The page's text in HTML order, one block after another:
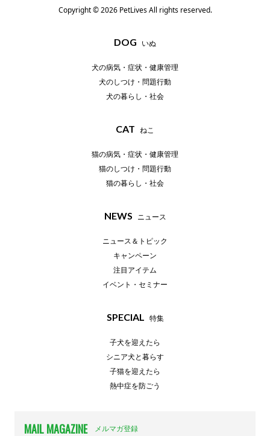
Copyright © 2026 PetLives All rights reserved.
DOG いぬ
犬の病気・症状・健康管理
犬のしつけ・問題行動
犬の暮らし・社会
CAT ねこ
猫の病気・症状・健康管理
猫のしつけ・問題行動
猫の暮らし・社会
NEWS ニュース
ニュース＆トピック
キャンペーン
注目アイテム
イベント・セミナー
SPECIAL 特集
子犬を迎えたら
シニア犬と暮らす
子猫を迎えたら
熱中症を防ごう
MAIL MAGAZINE メルマガ登録